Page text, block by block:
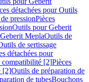
détachées pour Outils
pressionPièces
Outils pour Geberit
MeplaOutils de
de sertissage
détachées pour
compatibilité [2]Pièces
[2]Outils de préparation de
de tubesBouchons